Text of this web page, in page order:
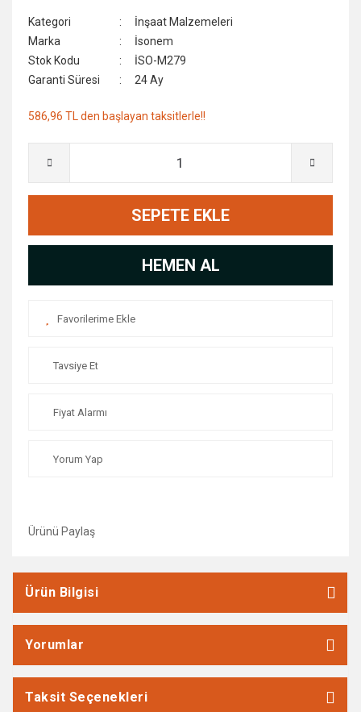
Kategori
İnşaat Malzemeleri
Marka
İsonem
Stok Kodu
İSO-M279
Garanti Süresi
24 Ay
586,96 TL den başlayan taksitlerle!!
SEPETE EKLE
HEMEN AL
Tavsiye Et
Fiyat Alarmı
Yorum Yap
Ürünü Paylaş
Ürün Bilgisi
Yorumlar
Taksit Seçenekleri